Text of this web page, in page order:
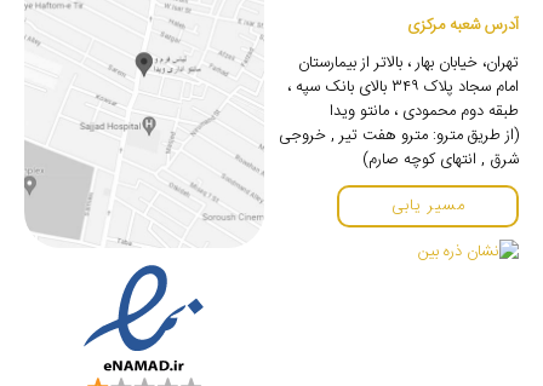
آدرس شعبه مرکزی
تهران، خیابان بهار ، بالاتر از بیمارستان
امام سجاد پلاک ۳۴۹ بالای بانک سپه ،
طبقه دوم محمودی ، مانتو ویدا
(از طریق مترو: مترو هفت تیر , خروجی
شرق , انتهای کوچه صارم)
مسیر یابی